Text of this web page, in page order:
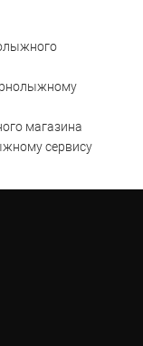
магазина
сервису